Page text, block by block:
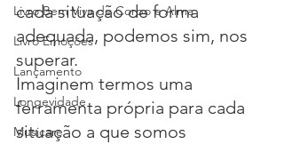
Livro Bem Viva de Corpo e Alma
Livro Emoções
Lançamento
Longevidade
Musicare
cada situação de forma
adequada, podemos sim, nos
superar.
Imaginem termos uma
ferramenta própria para cada
situação a que somos